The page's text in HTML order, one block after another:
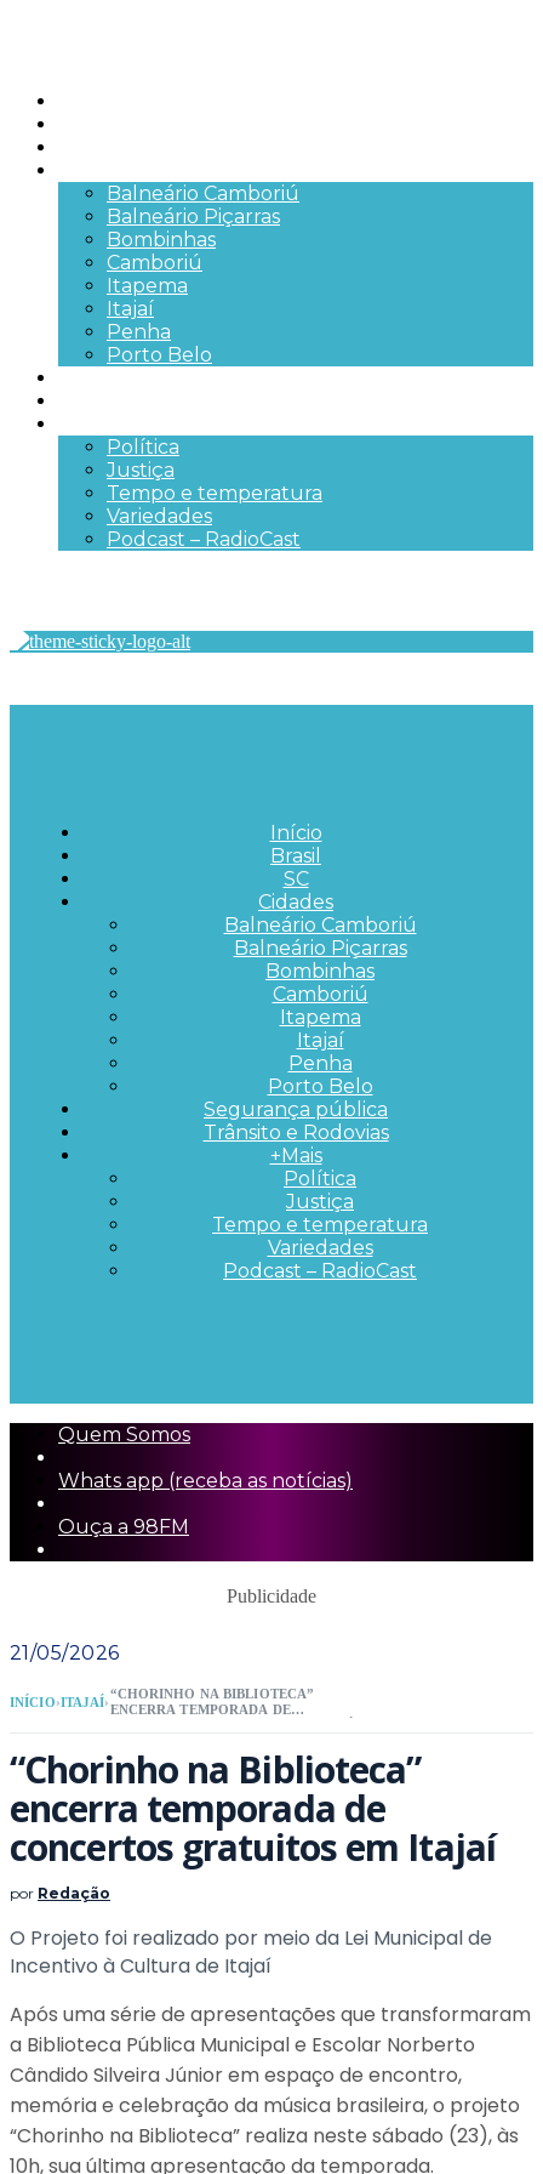
Balneário Camboriú
Balneário Piçarras
Bombinhas
Camboriú
Itapema
Itajaí
Penha
Porto Belo
Política
Justiça
Tempo e temperatura
Variedades
Podcast – RadioCast
Início
Brasil
SC
Cidades
Balneário Camboriú
Balneário Piçarras
Bombinhas
Camboriú
Itapema
Itajaí
Penha
Porto Belo
Segurança pública
Trânsito e Rodovias
+Mais
Política
Justiça
Tempo e temperatura
Variedades
Podcast – RadioCast
Quem Somos
Whats app (receba as notícias)
Ouça a 98FM
Publicidade
21/05/2026
INÍCIO›ITAJAÍ›
“CHORINHO NA BIBLIOTECA”
ENCERRA TEMPORADA DE
“Chorinho na Biblioteca”
encerra temporada de
concertos gratuitos em Itajaí
por Redação
O Projeto foi realizado por meio da Lei Municipal de
Incentivo à Cultura de Itajaí
Após uma série de apresentações que transformaram
a Biblioteca Pública Municipal e Escolar Norberto
Cândido Silveira Júnior em espaço de encontro,
memória e celebração da música brasileira, o projeto
“Chorinho na Biblioteca” realiza neste sábado (23), às
10h, sua última apresentação da temporada.